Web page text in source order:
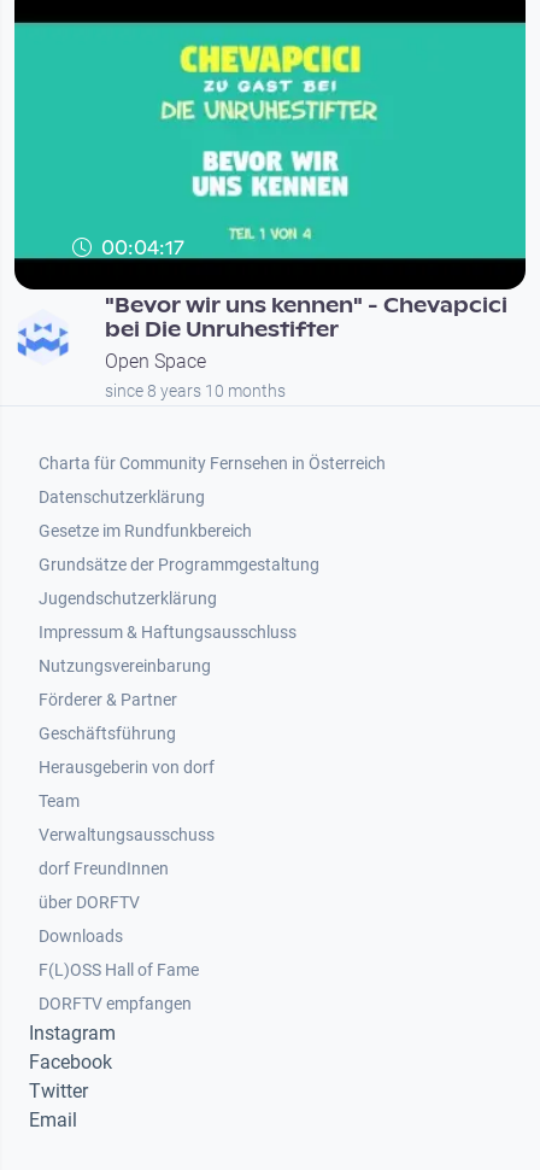
00:04:17
"Bevor wir uns kennen" - Chevapcici
bei Die Unruhestifter
Open Space
since 8 years 10 months
Footer 1
Charta für Community Fernsehen in Österreich
Datenschutzerklärung
Gesetze im Rundfunkbereich
Grundsätze der Programmgestaltung
Jugendschutzerklärung
Impressum & Haftungsausschluss
Nutzungsvereinbarung
Footer 2
Förderer & Partner
Geschäftsführung
Herausgeberin von dorf
Team
Verwaltungsausschuss
dorf FreundInnen
Footer 3
über DORFTV
Downloads
F(L)OSS Hall of Fame
Footer 4
DORFTV empfangen
Instagram
Facebook
Twitter
Email